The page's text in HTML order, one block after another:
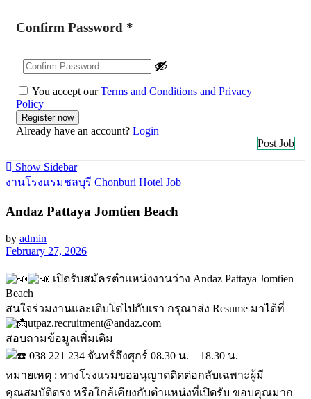
Confirm Password *
You accept ourTerms and Conditions and Privacy
Policy
Already have an account? Login
Post Job
Show Sidebar
งานโรงแรมชลบุรี Chonburi Hotel Job
Andaz Pattaya Jomtien Beach
by admin
February 27, 2026
เปิดรับสมัครตำเเหน่งงานว่าง Andaz Pattaya Jomtien
Beach
สนใจร่วมงานและเติบโตไปกับเรา กรุณาส่ง Resume มาได้ที่
utpaz.recruitment@andaz.com
สอบถามข้อมูลเพิ่มเติม
038 221 234 จันทร์ถึงศุกร์ 08.30 น. – 18.30 น.
หมายเหตุ : ทางโรงแรมขออนุญาตติดต่อกลับเฉพาะผู้มี
คุณสมบัติตรง หรือใกล้เคียงกับตำแหน่งที่เปิดรับ ขอบคุณมาก